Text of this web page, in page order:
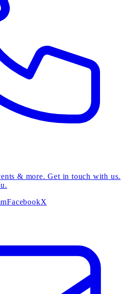
& more. Get in touch with us.
FacebookX